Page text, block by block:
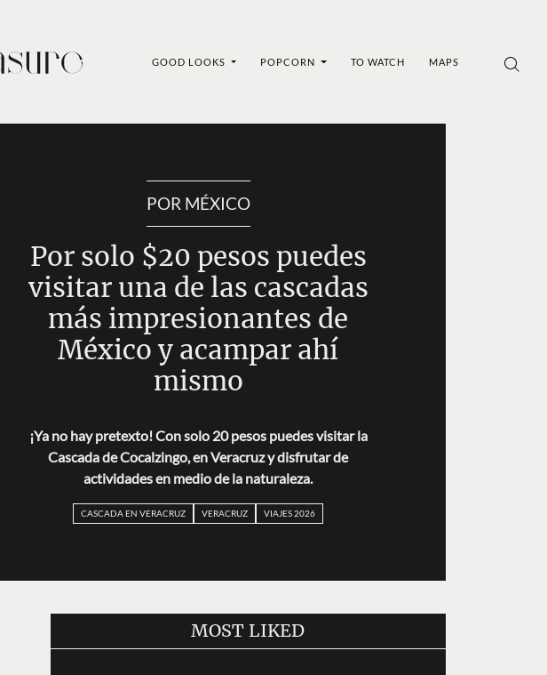
GOOD LOOKS POPCORN TO WATCH MAPS
POR MÉXICO
Por solo $20 pesos puedes
visitar una de las cascadas
más impresionantes de
México y acampar ahí
mismo
¡Ya no hay pretexto! Con solo 20 pesos puedes visitar la
Cascada de Cocalzingo, en Veracruz y disfrutar de
actividades en medio de la naturaleza.
CASCADA EN VERACRUZ VERACRUZ VIAJES 2026
MOST LIKED